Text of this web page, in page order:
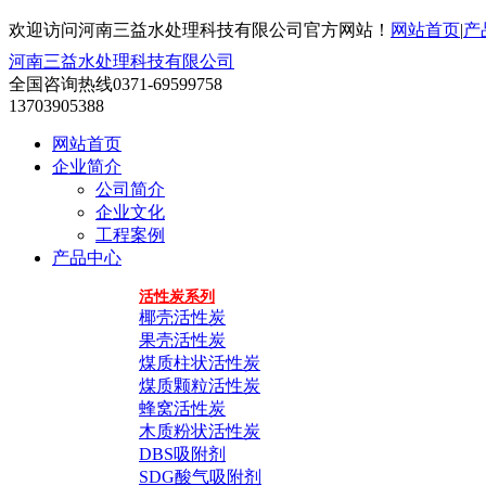
欢迎访问河南三益水处理科技有限公司官方网站！ 网站首页|产
河南三益水处理科技有限公司
全国咨询热线0371-69599758
13703905388
网站首页
企业简介
公司简介
企业文化
工程案例
产品中心
活性炭系列
椰壳活性炭
果壳活性炭
煤质柱状活性炭
煤质颗粒活性炭
蜂窝活性炭
木质粉状活性炭
DBS吸附剂
SDG酸气吸附剂